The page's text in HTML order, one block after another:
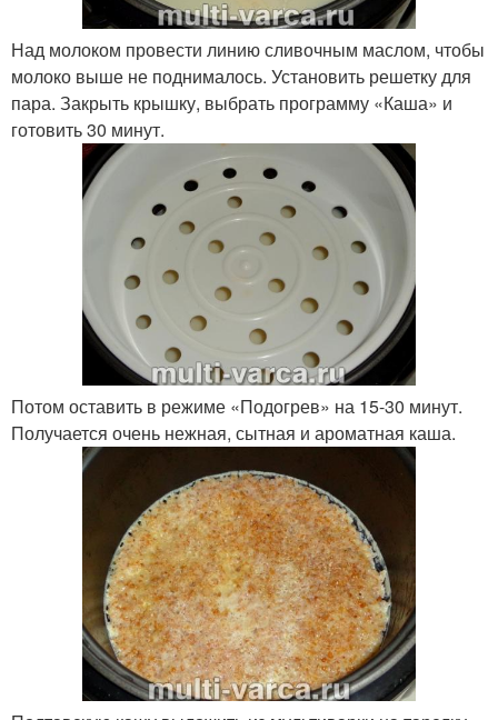
Над молоком провести линию сливочным маслом, чтобы
молоко выше не поднималось. Установить решетку для
пара. Закрыть крышку, выбрать программу «Каша» и
готовить 30 минут.
Потом оставить в режиме «Подогрев» на 15-30 минут.
Получается очень нежная, сытная и ароматная каша.